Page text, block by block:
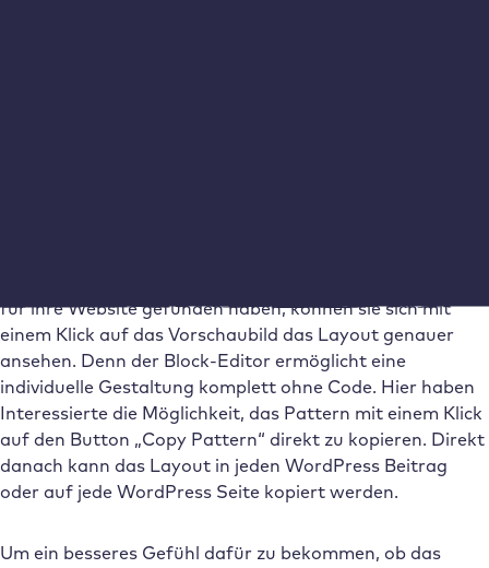
für ihre Website gefunden haben, können sie sich mit
einem Klick auf das Vorschaubild das Layout genauer
ansehen. Denn der Block-Editor ermöglicht eine
individuelle Gestaltung komplett ohne Code. Hier haben
Interessierte die Möglichkeit, das Pattern mit einem Klick
auf den Button „Copy Pattern“ direkt zu kopieren. Direkt
danach kann das Layout in jeden WordPress Beitrag
oder auf jede WordPress Seite kopiert werden.
Um ein besseres Gefühl dafür zu bekommen, ob das